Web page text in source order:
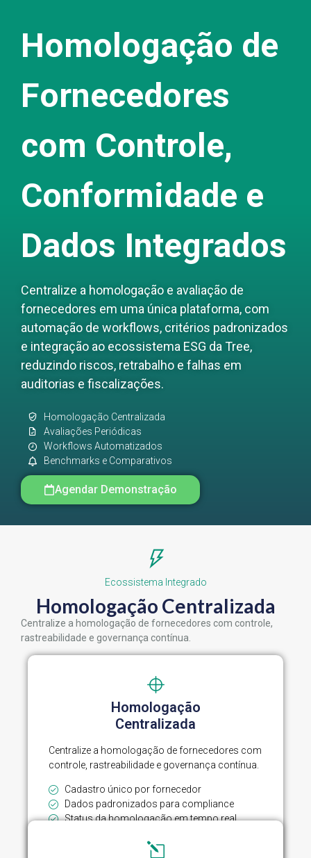
Homologação de
Fornecedores
com Controle,
Conformidade e
Dados Integrados
Centralize a homologação e avaliação de
fornecedores em uma única plataforma, com
automação de workflows, critérios padronizados
e integração ao ecossistema ESG da Tree,
reduzindo riscos, retrabalho e falhas em
auditorias e fiscalizações.
Homologação Centralizada
Avaliações Periódicas
Workflows Automatizados
Benchmarks e Comparativos
Agendar Demonstração
Ecossistema Integrado
Homologação Centralizada
Centralize a homologação de fornecedores com controle,
rastreabilidade e governança contínua.
Homologação
Centralizada
Centralize a homologação de fornecedores com
controle, rastreabilidade e governança contínua.
Cadastro único por fornecedor
Dados padronizados para compliance
Status da homologação em tempo real